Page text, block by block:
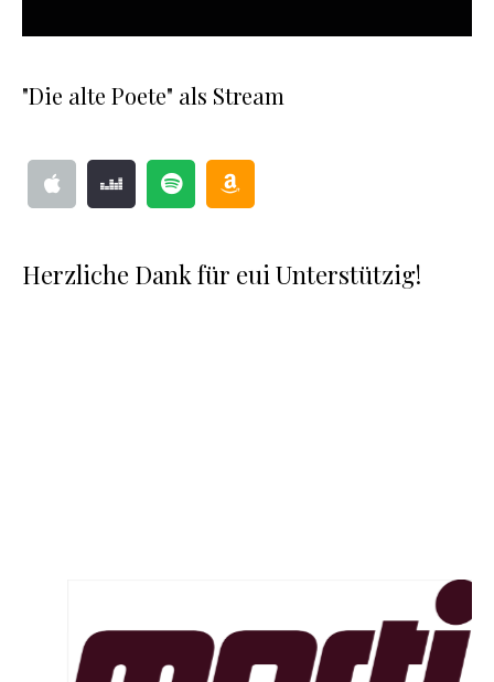
"Die alte Poete" als Stream
Herzliche Dank für eui Unterstützig!